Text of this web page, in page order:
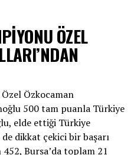
tarihî ve kültürel
buluyor. Osmanlı’nın
ve medeniyet birikimini
edindikleri kazanımları
ve tarihî-kültürel
ile imam hatip
yönetici ve öğretmenlerin
müzakere temelli mesleki
hayata geçirilen Oku-
ÖZEL
Özkocaman
500 tam puanla Türkiye
elde ettiği Türkiye
dikkat çekici bir başarı
Bursa’da toplam 21